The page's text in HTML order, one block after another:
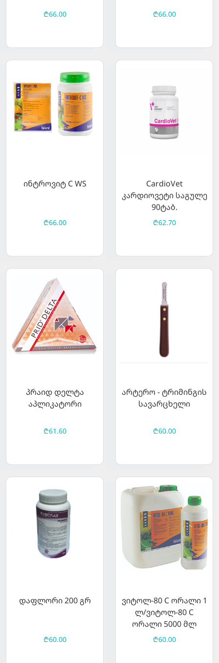
₾66.00 ₾66.00
ინტროვიტ C WS
₾66.00
CardioVet
კარდიოვეტი საგულე
90ტაბ.
₾62.70
პრაიდ დელტა
აპლიკატორი
₾61.60
არტერო - ტრიმინგის
სავარცხელი
₾60.00
დაფლორი 200 გრ
₾60.00
ვიტოლ-80 C ორალი 1
ლ/ვიტოლ-80 C
ორალი 5000 მლ
₾60.00